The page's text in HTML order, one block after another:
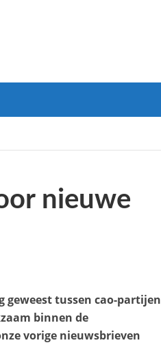
nieuwe
geweest tussen cao-partijen
binnen de
vorige nieuwsbrieven